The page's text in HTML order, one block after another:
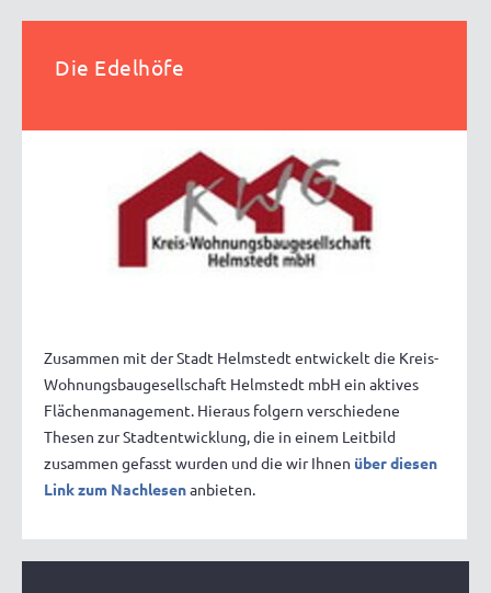
Die Edelhöfe
Zusammen mit der Stadt Helmstedt entwickelt die Kreis-
Wohnungsbaugesellschaft Helmstedt mbH ein aktives
Flächenmanagement. Hieraus folgern verschiedene
Thesen zur Stadtentwicklung, die in einem Leitbild
zusammen gefasst wurden und die wir Ihnen über diesen
Link zum Nachlesenanbieten.